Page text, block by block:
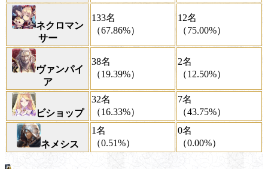
ネクロマン
サー
133名
（67.86%）
12名
（75.00%）
ヴァンパイ
ア
38名
（19.39%）
2名
（12.50%）
ビショップ
32名
（16.33%）
7名
（43.75%）
ネメシス
1名
（0.51%）
0名
（0.00%）